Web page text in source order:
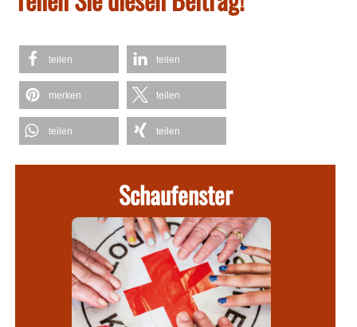
teilen teilen
merken teilen
teilen teilen
Schaufenster